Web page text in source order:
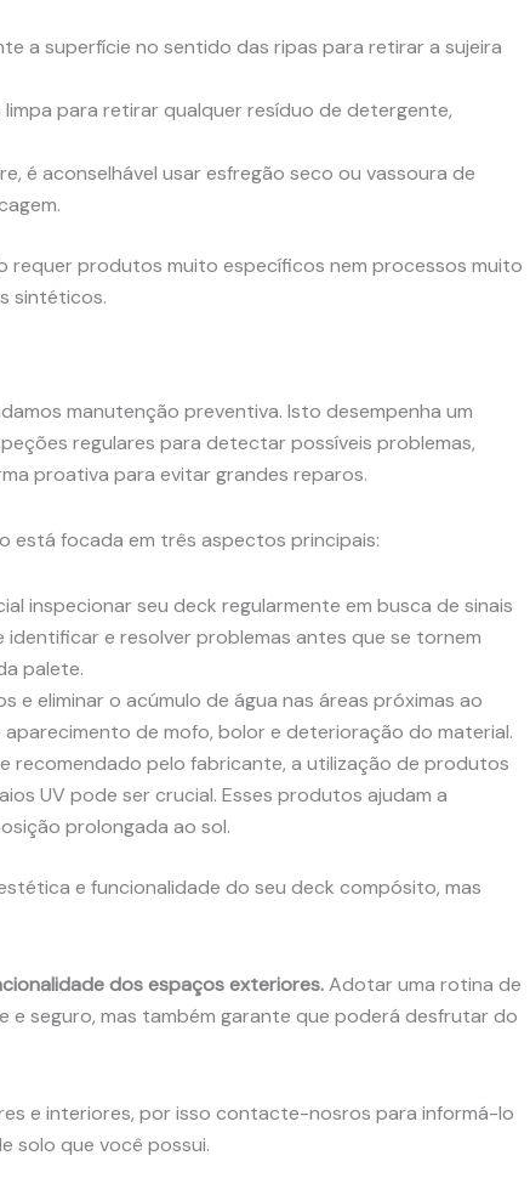
a superfície no sentido das ripas para retirar a sujeira
para retirar qualquer resíduo de detergente,
é aconselhável usar esfregão seco ou vassoura de
produtos muito específicos nem processos muito
sintéticos.
manutenção preventiva. Isto desempenha um
regulares para detectar possíveis problemas,
proativa para evitar grandes reparos.
está focada em três aspectos principais:
inspecionar seu deck regularmente em busca de sinais
e resolver problemas antes que se tornem
palete.
e eliminar o acúmulo de água nas áreas próximas ao
de mofo, bolor e deterioração do material.
recomendado pelo fabricante, a utilização de produtos
UV pode ser crucial. Esses produtos ajudam a
prolongada ao sol.
e funcionalidade do seu deck compósito, mas
dos espaços exteriores.Adotar uma rotina de
seguro, mas também garante que poderá desfrutar do
e interiores, por isso contacte-nosros para informá-lo
solo que você possui.